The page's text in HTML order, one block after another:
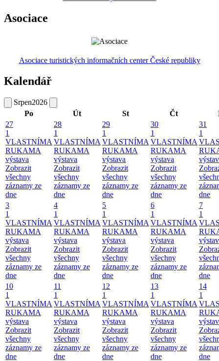
Asociace
Asociace turistických informačních center České republiky
Kalendář
Srpen2026
Po
Út St Čt
27
1
VLASTNÍMA
RUKAMA
výstava
Zobrazit
všechny
záznamy ze
dne
28
1
VLASTNÍMA
RUKAMA
výstava
Zobrazit
všechny
záznamy ze
dne
29
1
VLASTNÍMA
RUKAMA
výstava
Zobrazit
všechny
záznamy ze
dne
30
1
VLASTNÍMA
RUKAMA
výstava
Zobrazit
všechny
záznamy ze
dne
31
1
dne
3
1
VLASTNÍMA
RUKAMA
výstava
Zobrazit
všechny
záznamy ze
dne
4
1
VLASTNÍMA
RUKAMA
výstava
Zobrazit
všechny
záznamy ze
dne
5
1
VLASTNÍMA
RUKAMA
výstava
Zobrazit
všechny
záznamy ze
dne
6
1
VLASTNÍMA
RUKAMA
výstava
Zobrazit
všechny
záznamy ze
dne
7
1
dne
10
1
VLASTNÍMA
RUKAMA
výstava
Zobrazit
všechny
záznamy ze
dne
11
1
VLASTNÍMA
RUKAMA
výstava
Zobrazit
všechny
záznamy ze
dne
12
1
VLASTNÍMA
RUKAMA
výstava
Zobrazit
všechny
záznamy ze
dne
13
1
VLASTNÍMA
RUKAMA
výstava
Zobrazit
všechny
záznamy ze
dne
14
1
dne